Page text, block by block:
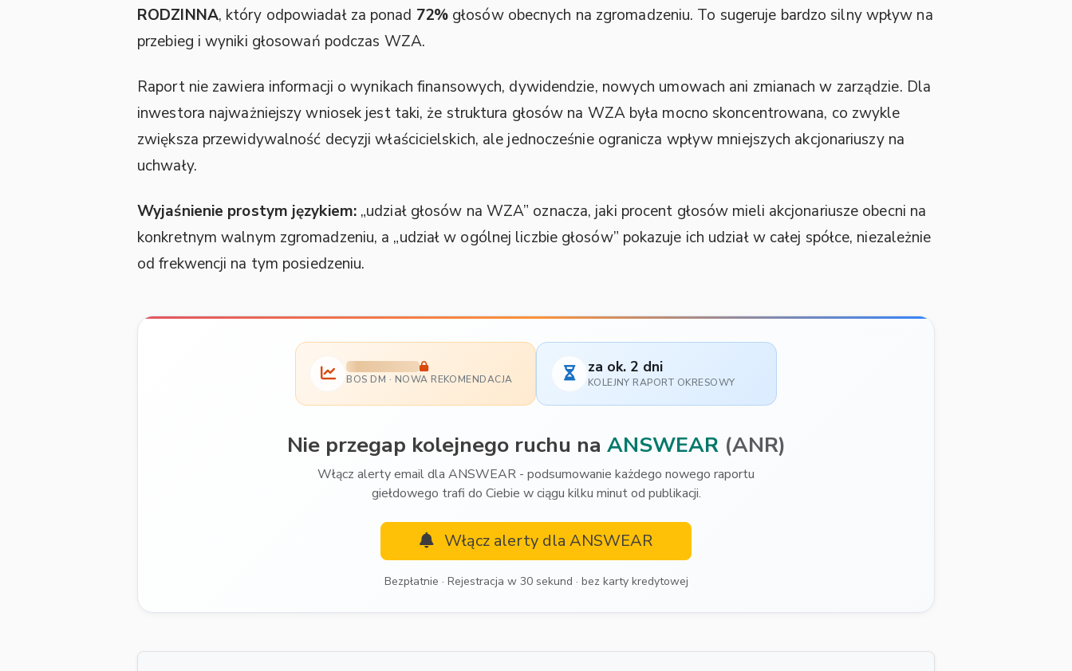
RODZINNA, który odpowiadał za ponad 72%głosów obecnych na zgromadzeniu. To sugeruje bardzo silny wpływ na
przebieg i wyniki głosowań podczas WZA.
Raport nie zawiera informacji o wynikach finansowych, dywidendzie, nowych umowach ani zmianach w zarządzie. Dla
inwestora najważniejszy wniosek jest taki, że struktura głosów na WZA była mocno skoncentrowana, co zwykle
zwiększa przewidywalność decyzji właścicielskich, ale jednocześnie ogranicza wpływ mniejszych akcjonariuszy na
uchwały.
Wyjaśnienie prostym językiem:„udział głosów na WZA” oznacza, jaki procent głosów mieli akcjonariusze obecni na
konkretnym walnym zgromadzeniu, a „udział w ogólnej liczbie głosów” pokazuje ich udział w całej spółce, niezależnie
od frekwencji na tym posiedzeniu.
BOS DM · NOWA REKOMENDACJA
za ok. 2 dni
KOLEJNY RAPORT OKRESOWY
Nie przegap kolejnego ruchu na ANSWEAR (ANR)
Włącz alerty email dla ANSWEAR - podsumowanie każdego nowego raportu
giełdowego trafi do Ciebie w ciągu kilku minut od publikacji.
Włącz alerty dla ANSWEAR
Bezpłatnie · Rejestracja w 30 sekund · bez karty kredytowej